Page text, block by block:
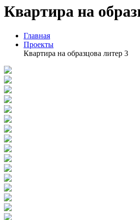
Квартира на
Главная
Проекты
Квартира на образцова литер 3